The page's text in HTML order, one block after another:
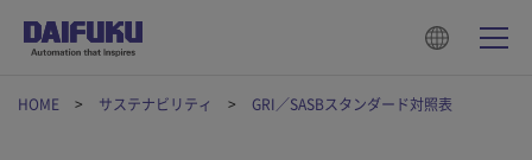
HOME サステナビリティ GRI／SASBスタンダード対照表